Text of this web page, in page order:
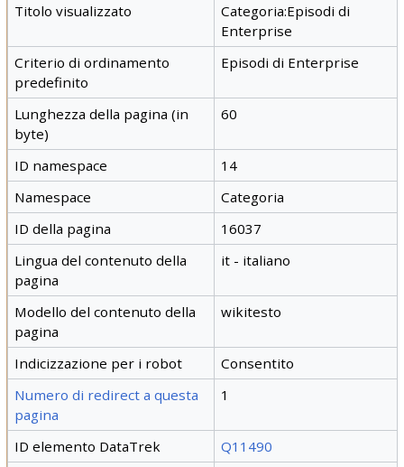
Titolo visualizzato
Categoria:Episodi di
Enterprise
Criterio di ordinamento
predefinito
Episodi di Enterprise
Lunghezza della pagina (in
byte)
60
ID namespace
14
Namespace
Categoria
ID della pagina
16037
Lingua del contenuto della
pagina
it - italiano
Modello del contenuto della
pagina
wikitesto
Indicizzazione per i robot
Consentito
Numero di redirect a questa
pagina
1
ID elemento DataTrek
Q11490